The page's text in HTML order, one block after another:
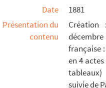
Nicolas (1763-1817)
Date
1881
Présentation du
contenu
Création
française
en 4
tableaux)
suivie de